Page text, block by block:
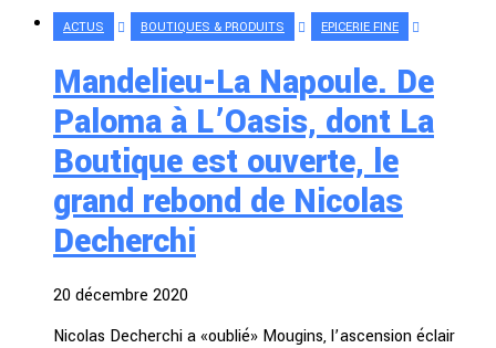
ACTUS BOUTIQUES & PRODUITS EPICERIE FINE
Mandelieu-La Napoule. De
Paloma à L’Oasis, dont La
Boutique est ouverte, le
grand rebond de Nicolas
Decherchi
20 décembre 2020
Nicolas Decherchi a «oublié» Mougins, l’ascension éclair